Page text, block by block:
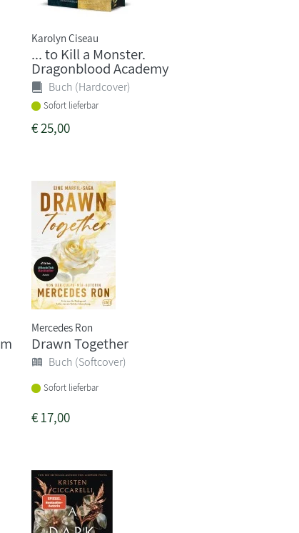
Karolyn Ciseau
... to Kill a Monster.
Dragonblood Academy
Buch (Hardcover)
Sofort lieferbar
€25,00
Mercedes Ron
Drawn Together
Buch (Softcover)
Sofort lieferbar
€17,00